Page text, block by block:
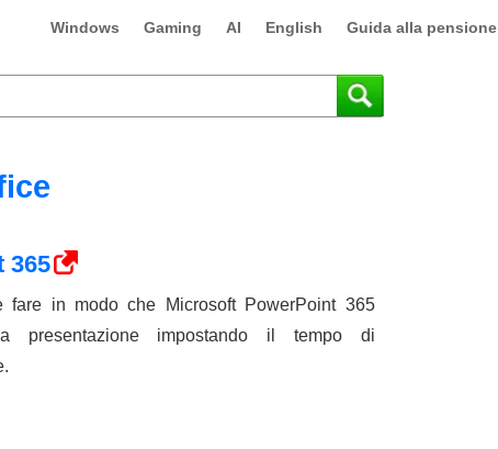
Windows Gaming AI English Guida alla pensione
365
fare in modo che Microsoft PowerPoint 365
presentazione impostando il tempo di